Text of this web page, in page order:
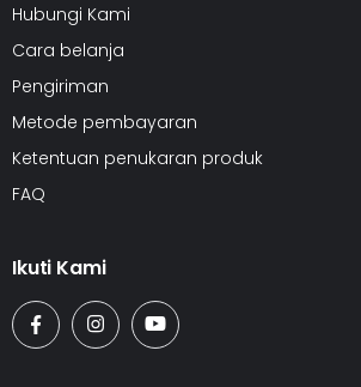
Hubungi Kami
Cara belanja
Pengiriman
Metode pembayaran
Ketentuan penukaran produk
FAQ
Ikuti Kami